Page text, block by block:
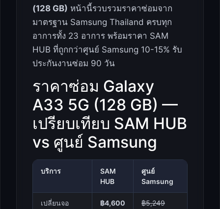
(128 GB) หน้านี้รวบรวมราคาซ่อมจาก
มาตรฐาน Samsung Thailand ครบทุก
อาการทั้ง 23 อาการ พร้อมราคา SAM
HUB ที่ถูกกว่าศูนย์ Samsung 10-15% รับ
ประกันงานซ่อม 90 วัน
ราคาซ่อม Galaxy
A33 5G (128 GB) —
เปรียบเทียบ SAM HUB
vs ศูนย์ Samsung
บริการ
SAM
HUB
ศูนย์
Samsung
เปลี่ยนจอ ฿4,600 ฿5,249